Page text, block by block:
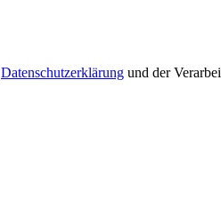
Datenschutzerklärung und der